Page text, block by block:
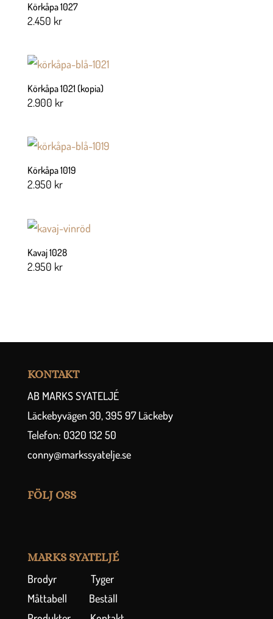
Körkåpa 1027
2.450 kr
Körkåpa 1021 (kopia)
2.900 kr
Körkåpa 1019
2.950 kr
Kavaj 1028
2.950 kr
KONTAKT
AB MARKS SYATELJÉ
Läckebyvägen 30, 395 97 Läckeby
Telefon: 0320 132 50
conny@markssyatelje.se
FÖLJ OSS
MARKS SYATELJÉ
Brodyr
Tyger
Måttabell
Beställ